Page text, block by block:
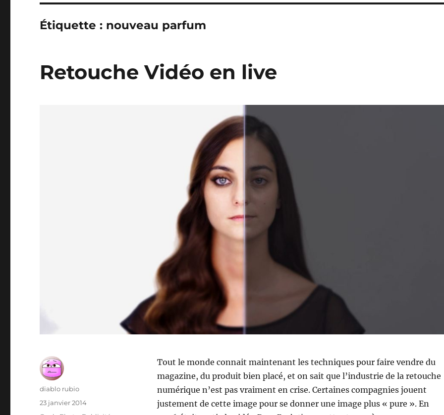
Étiquette : nouveau parfum
Retouche Vidéo en live
Tout le monde connait maintenant les techniques pour faire vendre du
magazine, du produit bien placé, et on sait que l’industrie de la retouche
numérique n’est pas vraiment en crise. Certaines compagnies jouent
justement de cette image pour se donner une image plus « pure ». En
Auteur
diablo rubio
Publié
23 janvier 2014